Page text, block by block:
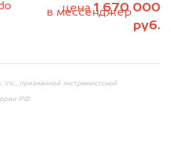
цена1 670 000
руб.
в мессенджер
признанной экстремистской
РФ